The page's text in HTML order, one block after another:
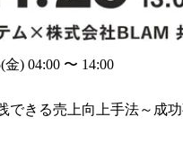
金) 04:00 〜 14:00
できる売上向上手法～成